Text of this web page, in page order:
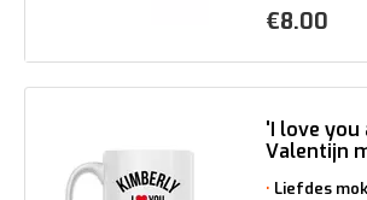
€8.00
'I love you
Valentijn
Liefdes mok